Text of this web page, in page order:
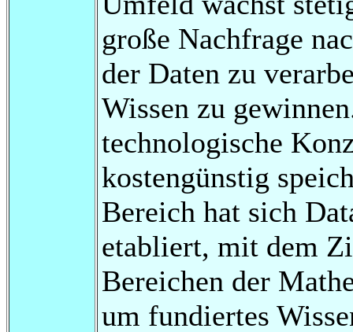
große Nachfrage
der Daten zu
Wissen zu
technologische
kostengünstig
Bereich hat sich
etabliert, mit dem
Bereichen der
um fundiertes